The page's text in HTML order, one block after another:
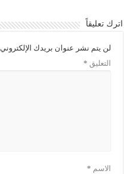
اترك تعليقاً
لن يتم نشر عنوان بريدك الإلكتروني.
التعليق *
الاسم *